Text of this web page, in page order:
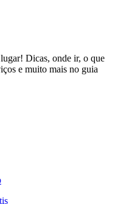
Dicas, onde ir, o que
e muito mais no guia